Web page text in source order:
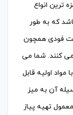
ترین انواع
که به طور
فودی همچون
می کنند. شما می
اولیه قابل
آن به میز
تهیه پیاز